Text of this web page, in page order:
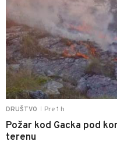
DRUŠTVO Pre 1 h
Požar kod Gacka pod
terenu